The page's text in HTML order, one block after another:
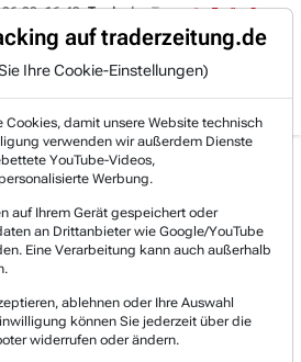
Trading-Room
16:49 Trade des Tages 06.08.
und gratis Artikel lesen.
registriert? Jetzt anmelden!
Morning Briefing
US-Börsen – Neue Angri...
an den US-
Angriffe gefährden
auf traderzeitung.de
Ihre Cookie-Einstellungen)
damit unsere Website technisch
verwenden wir außerdem Dienste
YouTube-Videos,
Werbung.
auf Ihrem Gerät gespeichert oder
an Drittanbieter wie Google/YouTube
Eine Verarbeitung kann auch außerhalb
ablehnen oder Ihre Auswahl
können Sie jederzeit über die
widerrufen oder ändern.